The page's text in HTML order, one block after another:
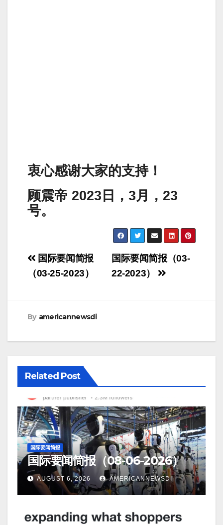
衷心感谢大家的支持！
顾震帝 2023日，3月，23
号。
Post
navigation
国际要闻简报（03-
22-2023）
国际要闻简报
（03-25-2023）
By americannewsdi
Related Post
国际要闻简报
国际要闻简报（08-06-2026）
AUGUST 6, 2026 AMERICANNEWSDI